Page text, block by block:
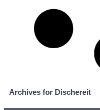
Archives for Dischereit